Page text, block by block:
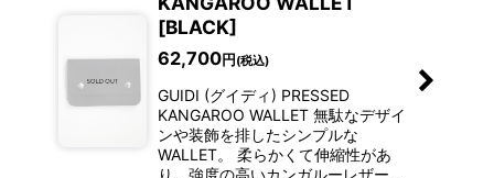
[BLACK]
62,700円 (税込)
GUIDI (グイディ) PRESSED
KANGAROO WALLET 無駄なデザイ
ンや装飾を排したシンプルな
WALLET。 柔らかくて伸縮性があ